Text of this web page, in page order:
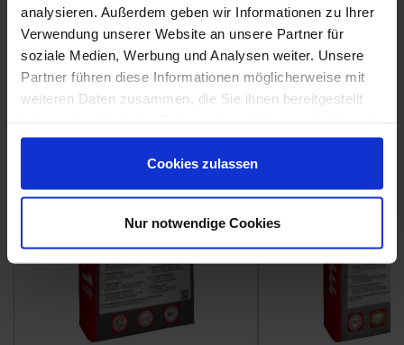
analysieren. Außerdem geben wir Informationen zu Ihrer
Verwendung unserer Website an unsere Partner für
soziale Medien, Werbung und Analysen weiter. Unsere
Partner führen diese Informationen möglicherweise mit
weiteren Daten zusammen, die Sie ihnen bereitgestellt
gesammelt haben.
Cookies zulassen
Nur notwendige Cookies
Fliesenkleber
Showroom Showroom